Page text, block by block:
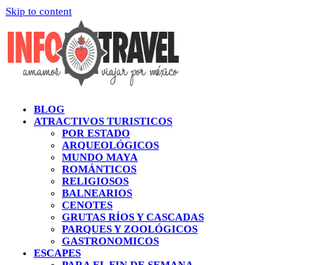
Skip to content
BLOG
ATRACTIVOS TURISTICOS
POR ESTADO
ARQUEOLÓGICOS
MUNDO MAYA
ROMÁNTICOS
RELIGIOSOS
BALNEARIOS
CENOTES
GRUTAS RÍOS Y CASCADAS
PARQUES Y ZOOLÓGICOS
GASTRONOMICOS
ESCAPES